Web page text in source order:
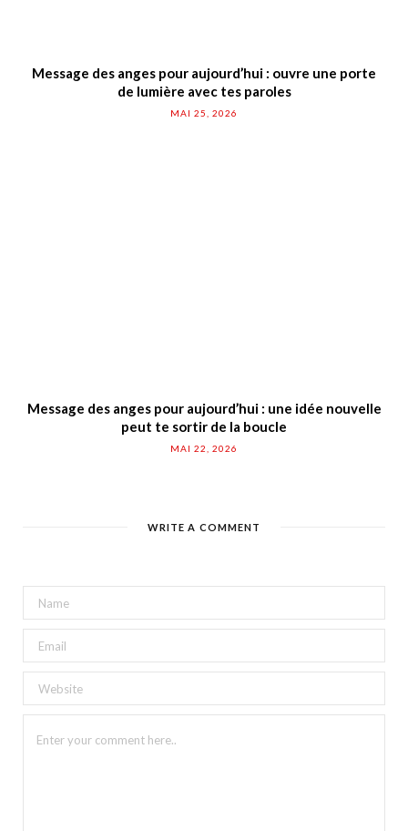
Message des anges pour aujourd’hui : ouvre une porte
de lumière avec tes paroles
MAI 25, 2026
Message des anges pour aujourd’hui : une idée nouvelle
peut te sortir de la boucle
MAI 22, 2026
WRITE A COMMENT